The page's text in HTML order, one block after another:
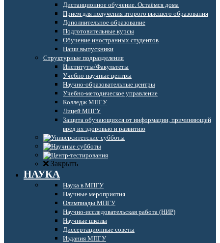
Дистанционное обучение. Остаёмся дома
Прием для получения второго высшего образования
Дополнительное образование
Подготовительные курсы
Обучение иностранных студентов
Наши выпускники
Структурные подразделения
Институты/Факультеты
Учебно-научные центры
Научно-образовательные центры
Учебно-методическое управление
Колледж МПГУ
Лицей МПГУ
Защита обучающихся от информации, причиняющей
вред их здоровью и развитию
Закрыть
НАУКА
Наука в МПГУ
Научные мероприятия
Олимпиады МПГУ
Научно-исследовательская работа (НИР)
Научные школы
Диссертационные советы
Издания МПГУ